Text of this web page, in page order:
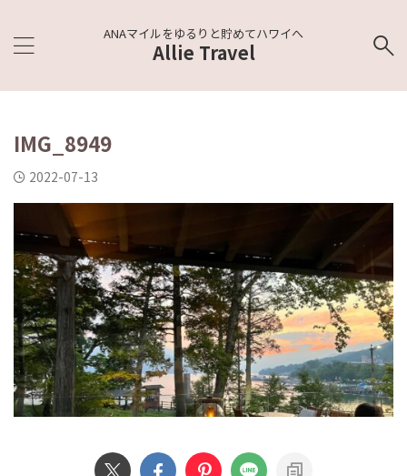
ANAマイルをゆるりと貯めてハワイへ
Allie Travel
IMG_8949
2022-07-13